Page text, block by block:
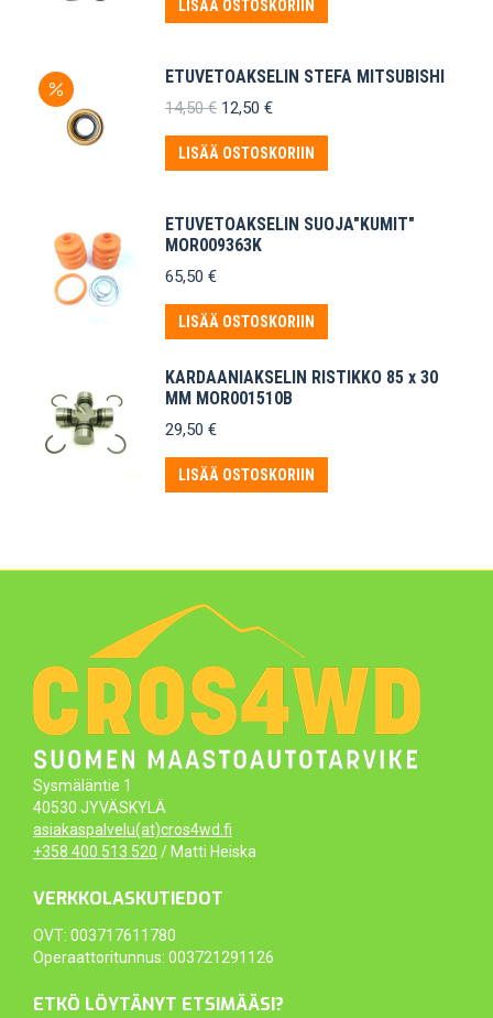
31,50 €.26,50 €.
LISÄÄ OSTOSKORIIN
ETUVETOAKSELIN STEFA MITSUBISHI
14,50€ Alkuperäinen
oli:
14,50 €.
12,50 €Nykyinen
on:
12,50 €.
LISÄÄ OSTOSKORIIN
ETUVETOAKSELIN SUOJA"KUMIT"
MOR009363K
65,50 €
LISÄÄ OSTOSKORIIN
KARDAANIAKSELIN RISTIKKO 85 x 30
MM MOR001510B
29,50 €
LISÄÄ OSTOSKORIIN
Sysmäläntie 1
40530 JYVÄSKYLÄ
asiakaspalvelu(at)cros4wd.fi
+358 400 513 520 / Matti Heiska
VERKKOLASKUTIEDOT
OVT: 003717611780
Operaattoritunnus: 003721291126
ETKÖ LÖYTÄNYT ETSIMÄÄSI?